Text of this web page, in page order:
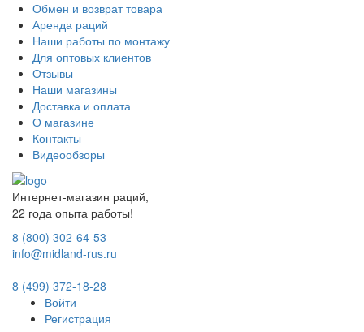
Обмен и возврат товара
Аренда раций
Наши работы по монтажу
Для оптовых клиентов
Отзывы
Наши магазины
Доставка и оплата
О магазине
Контакты
Видеообзоры
Интернет-магазин раций,
22 года опыта работы!
8 (800) 302-64-53
info@midland-rus.ru
8 (499) 372-18-28
Войти
Регистрация